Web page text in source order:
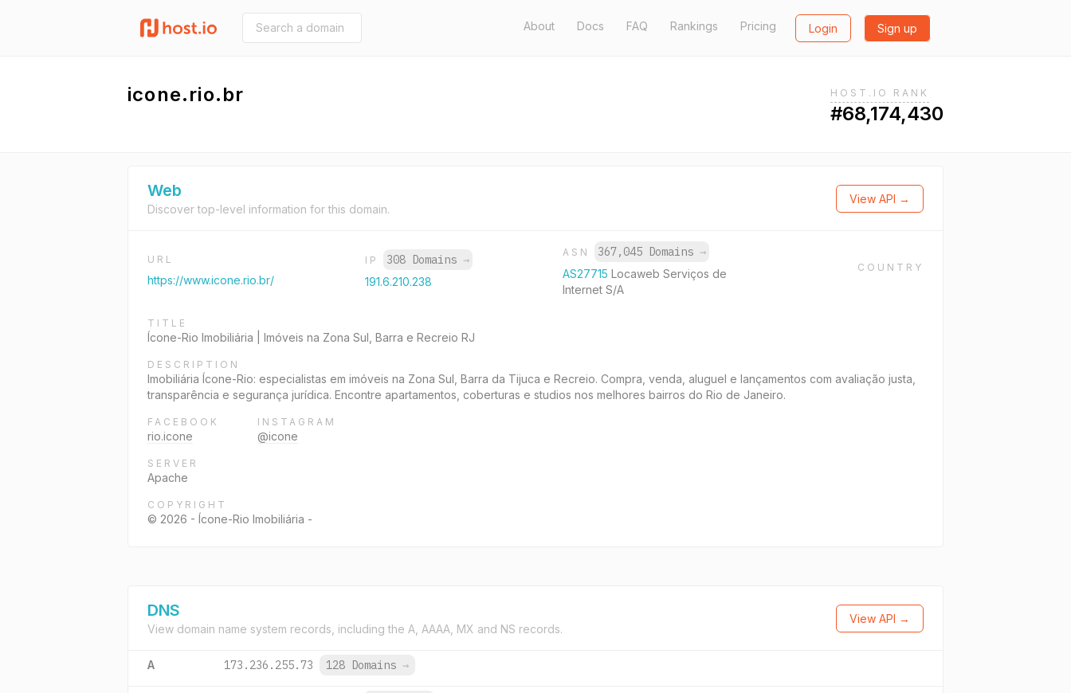
About Docs FAQ Rankings Pricing Login Sign up
icone.rio.br HOST.IO RANK
#68,174,430
Web
Discover top-level information for this domain.
View API →
URL
https://www.icone.rio.br/
IP 308 Domains →
191.6.210.238
ASN 367,045 Domains →
AS27715Locaweb Serviços de
Internet S/A
COUNTRY
TITLE
Ícone-Rio Imobiliária | Imóveis na Zona Sul, Barra e Recreio RJ
DESCRIPTION
Imobiliária Ícone-Rio: especialistas em imóveis na Zona Sul, Barra da Tijuca e Recreio. Compra, venda, aluguel e lançamentos com avaliação justa,
transparência e segurança jurídica. Encontre apartamentos, coberturas e studios nos melhores bairros do Rio de Janeiro.
FACEBOOK
rio.icone
INSTAGRAM
@icone
SERVER
Apache
COPYRIGHT
© 2026 - Ícone-Rio Imobiliária -
DNS
View domain name system records, including the A, AAAA, MX and NS records.
View API →
A 173.236.255.73 128 Domains →